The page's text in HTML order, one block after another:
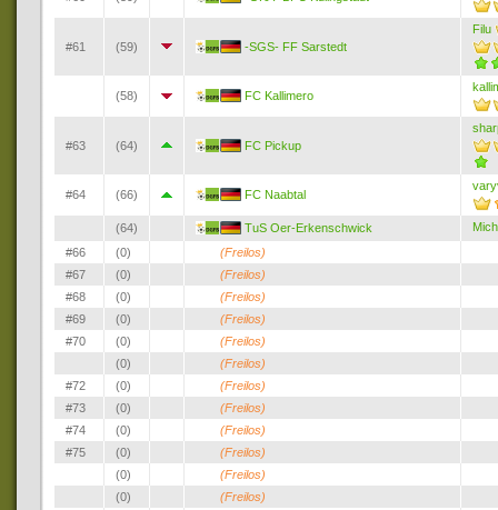
#61 (59) -SGS- FF Sarstedt
Filu
(58) FC Kallimero
#63 (64) FC Pickup
#64 (66) FC Naabtal
(64) TuS Oer-Erkenschwick
#66
(0)
(Freilos)
#67
(0)
(Freilos)
#68
(0)
(Freilos)
#69
(0)
(Freilos)
#70
(0)
(Freilos)
(0)
(Freilos)
#72
(0)
(Freilos)
#73
(0)
(Freilos)
#74
(0)
(Freilos)
#75
(0)
(Freilos)
(0)
(Freilos)
(0)
(Freilos)